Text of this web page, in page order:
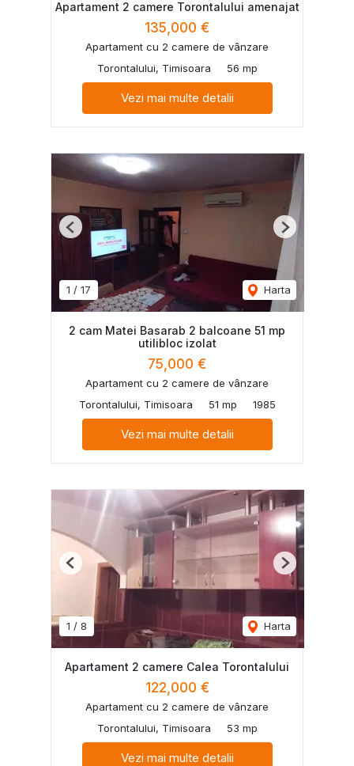
Apartament 2 camere Torontalului amenajat
135,000 €
Apartament cu 2 camere de vânzare
Torontalului, Timisoara
56 mp
Vezi mai multe detalii
1 / 17 Harta
Previous Next
2 cam Matei Basarab 2 balcoane 51 mp
utilibloc izolat
75,000 €
Apartament cu 2 camere de vânzare
Torontalului, Timisoara
51 mp 1985
Vezi mai multe detalii
1 / 8 Harta
Previous Next
Apartament 2 camere Calea Torontalului
122,000 €
Apartament cu 2 camere de vânzare
Torontalului, Timisoara
53 mp
Vezi mai multe detalii